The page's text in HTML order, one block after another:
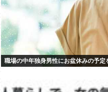
職場の中年独身男性にお盆休みの予